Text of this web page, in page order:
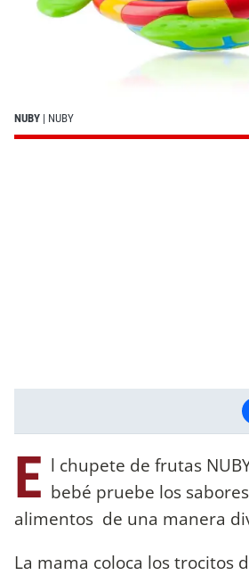
NUBY | NUBY
E l chupete de frutas
bebé pruebe los
alimentos de una manera
La mama coloca los trocitos